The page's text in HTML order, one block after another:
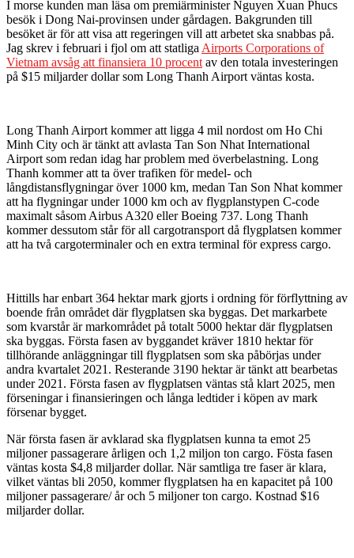
I morse kunden man läsa om premiärminister Nguyen Xuan Phucs
besök i Dong Nai-provinsen under gårdagen. Bakgrunden till
besöket är för att visa att regeringen vill att arbetet ska snabbas på.
Jag skrev i februari i fjol om att statliga Airports Corporations of
Vietnam avsåg att finansiera 10 procent av den totala investeringen
på $15 miljarder dollar som Long Thanh Airport väntas kosta.
Long Thanh Airport kommer att ligga 4 mil nordost om Ho Chi
Minh City och är tänkt att avlasta Tan Son Nhat International
Airport som redan idag har problem med överbelastning. Long
Thanh kommer att ta över trafiken för medel- och
långdistansflygningar över 1000 km, medan Tan Son Nhat kommer
att ha flygningar under 1000 km och av flygplanstypen C-code
maximalt såsom Airbus A320 eller Boeing 737. Long Thanh
kommer dessutom står för all cargotransport då flygplatsen kommer
att ha två cargoterminaler och en extra terminal för express cargo.
Hittills har enbart 364 hektar mark gjorts i ordning för förflyttning av
boende från området där flygplatsen ska byggas. Det markarbete
som kvarstår är markområdet på totalt 5000 hektar där flygplatsen
ska byggas. Första fasen av byggandet kräver 1810 hektar för
tillhörande anläggningar till flygplatsen som ska påbörjas under
andra kvartalet 2021. Resterande 3190 hektar är tänkt att bearbetas
under 2021. Första fasen av flygplatsen väntas stå klart 2025, men
förseningar i finansieringen och långa ledtider i köpen av mark
försenar bygget.
När första fasen är avklarad ska flygplatsen kunna ta emot 25
miljoner passagerare årligen och 1,2 miljon ton cargo. Fösta fasen
väntas kosta $4,8 miljarder dollar. När samtliga tre faser är klara,
vilket väntas bli 2050, kommer flygplatsen ha en kapacitet på 100
miljoner passagerare/ år och 5 miljoner ton cargo. Kostnad $16
miljarder dollar.